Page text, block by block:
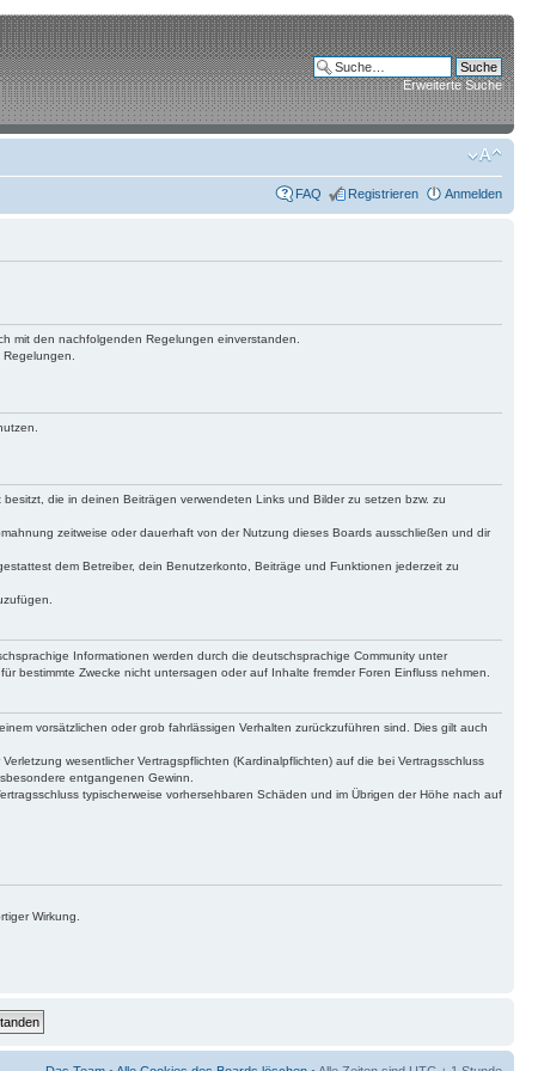
Erweiterte Suche
FAQ Registrieren Anmelden
mit den nachfolgenden Regelungen einverstanden.
die in deinen Beiträgen verwendeten Links und Bilder zu setzen bzw. zu
zeitweise oder dauerhaft von der Nutzung dieses Boards ausschließen und dir
dem Betreiber, dein Benutzerkonto, Beiträge und Funktionen jederzeit zu
Informationen werden durch die deutschsprachige Community unter
bestimmte Zwecke nicht untersagen oder auf Inhalte fremder Foren Einfluss nehmen.
vorsätzlichen oder grob fahrlässigen Verhalten zurückzuführen sind. Dies gilt auch
wesentlicher Vertragspflichten (Kardinalpflichten) auf die bei Vertragsschluss
entgangenen Gewinn.
typischerweise vorhersehbaren Schäden und im Übrigen der Höhe nach auf
Wirkung.